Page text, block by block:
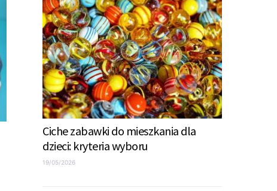
Ciche zabawki do mieszkania dla
dzieci: kryteria wyboru
19/05/2026